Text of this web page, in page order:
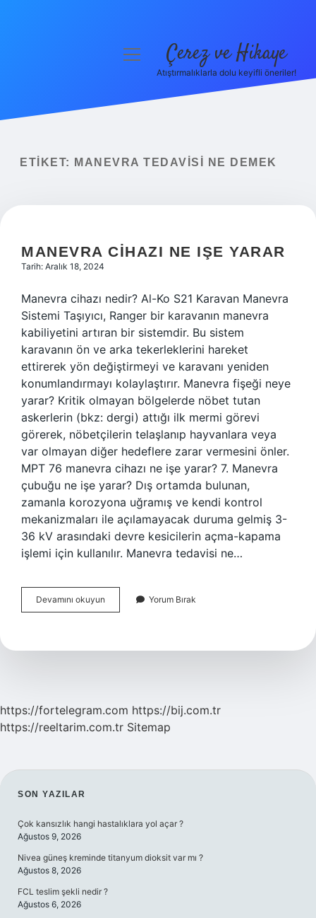
Yasal Uyarı
menüyü Çerez ve Hikaye
Atıştırmalıklarla dolu keyifli öneriler!
ETIKET: MANEVRA TEDAVISI NE DEMEK
MANEVRA CIHAZI NE IŞE YARAR
Tarih: Aralık 18, 2024
Manevra cihazı nedir? Al-Ko S21 Karavan Manevra
Sistemi Taşıyıcı, Ranger bir karavanın manevra
kabiliyetini artıran bir sistemdir. Bu sistem
karavanın ön ve arka tekerleklerini hareket
ettirerek yön değiştirmeyi ve karavanı yeniden
konumlandırmayı kolaylaştırır. Manevra fişeği neye
yarar? Kritik olmayan bölgelerde nöbet tutan
askerlerin (bkz: dergi) attığı ilk mermi görevi
görerek, nöbetçilerin telaşlanıp hayvanlara veya
var olmayan diğer hedeflere zarar vermesini önler.
MPT 76 manevra cihazı ne işe yarar? 7. Manevra
çubuğu ne işe yarar? Dış ortamda bulunan,
zamanla korozyona uğramış ve kendi kontrol
mekanizmaları ile açılamayacak duruma gelmiş 3-
36 kV arasındaki devre kesicilerin açma-kapama
işlemi için kullanılır. Manevra tedavisi ne…
Devamını okuyun Manevra
Cihazı
Yarar
Yorum Bırak
https://fortelegram.com https://bij.com.tr
https://reeltarim.com.tr Sitemap
SIDEBAR
SON YAZILAR
Çok kansızlık hangi hastalıklara yol açar ?
Ağustos 9, 2026
Nivea güneş kreminde titanyum dioksit var mı ?
Ağustos 8, 2026
FCL teslim şekli nedir ?
Ağustos 6, 2026